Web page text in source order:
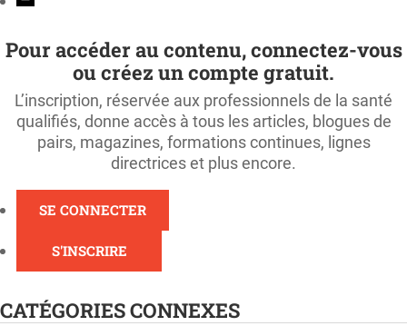
Pour accéder au contenu, connectez-vous
ou créez un compte gratuit.
L’inscription, réservée aux professionnels de la santé
qualifiés, donne accès à tous les articles, blogues de
pairs, magazines, formations continues, lignes
directrices et plus encore.
SE CONNECTER
S'INSCRIRE
CATÉGORIES CONNEXES